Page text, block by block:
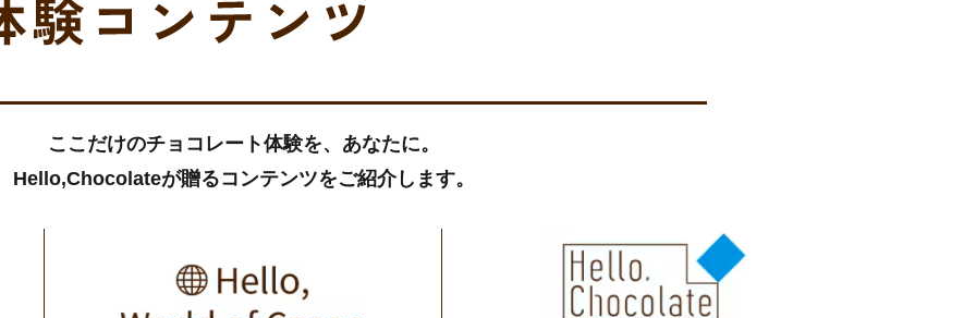
ここだけのチョコレート体験を、あなたに。
Hello,Chocolateが贈るコンテンツをご紹介します。